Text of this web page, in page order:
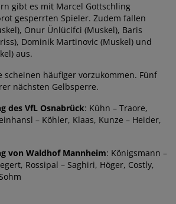
gibt es mit Marcel Gottschling
gesperrten Spieler. Zudem fallen
Onur Ünlücifci (Muskel), Baris
Dominik Martinovic (Muskel) und
aus.
scheinen häufiger vorzukommen. Fünf
nächsten Gelbsperre.
des VfL Osnabrück: Kühn – Traore,
– Köhler, Klaas, Kunze – Heider,
von Waldhof Mannheim: Königsmann –
Rossipal – Saghiri, Höger, Costly,